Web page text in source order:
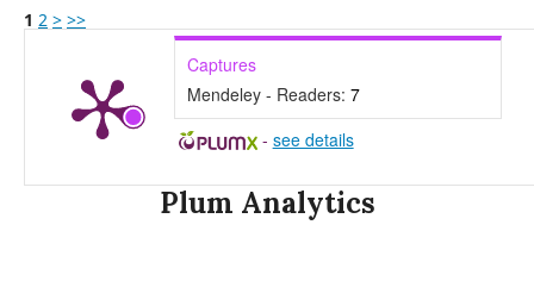
1 2 > >>
Captures
Mendeley - Readers: 7
- see details
Plum Analytics